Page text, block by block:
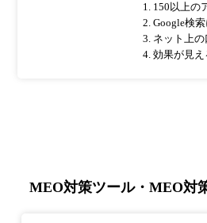
1. 150以上の
2. Google検
3. ネット上
4. 効果が見
MEO対策ツール・MEO対